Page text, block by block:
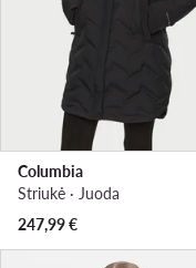
Columbia
Striukė · Juoda
247,99€